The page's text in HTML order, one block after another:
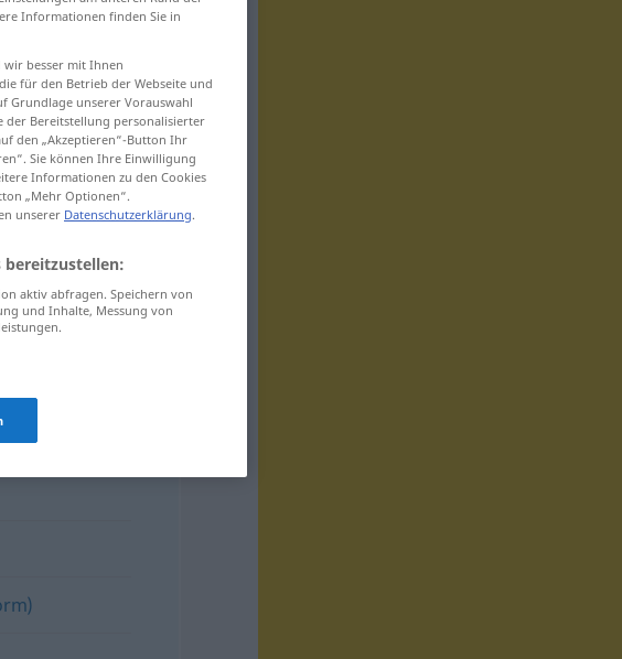
Informationen finden Sie in
wir besser mit Ihnen
für den Betrieb der Webseite und
Grundlage unserer Vorauswahl
der Bereitstellung personalisierter
den „Akzeptieren“-Button Ihr
Sie können Ihre Einwilligung
Informationen zu den Cookies
„Mehr Optionen“.
unserer Datenschutzerklärung.
bereitzustellen:
aktiv abfragen. Speichern von
und Inhalte, Messung von